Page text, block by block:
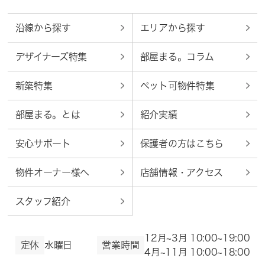
沿線から探す エリアから探す
デザイナーズ特集 部屋まる。コラム
新築特集 ペット可物件特集
部屋まる。とは 紹介実績
安心サポート 保護者の方はこちら
物件オーナー様へ 店舗情報・アクセス
スタッフ紹介
定休 水曜日 営業時間
12月~3月 10:00~19:00
4月~11月 10:00~18:00